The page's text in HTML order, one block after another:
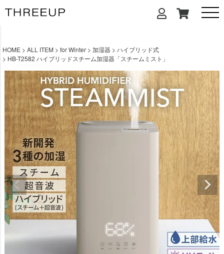
HOME ALL ITEM for Winter 加湿器
ハイブリッド式
HB-T2582 ハイブリッドスチーム加湿器「スチームミスト」